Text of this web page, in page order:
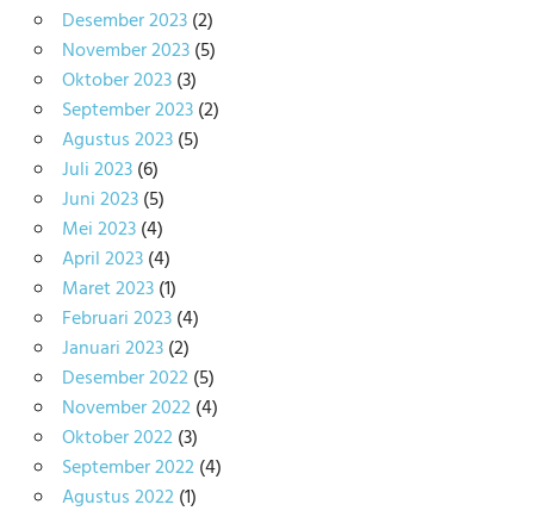
Desember 2023(2)
November 2023(5)
Oktober 2023(3)
September 2023(2)
Agustus 2023(5)
Juli 2023(6)
Juni 2023(5)
Mei 2023(4)
April 2023(4)
Maret 2023(1)
Februari 2023(4)
Januari 2023(2)
Desember 2022(5)
November 2022(4)
Oktober 2022(3)
September 2022(4)
Agustus 2022(1)